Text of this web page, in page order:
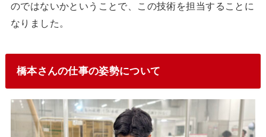
のではないかということで、この技術を担当することに
なりました。
橋本さんの仕事の姿勢について